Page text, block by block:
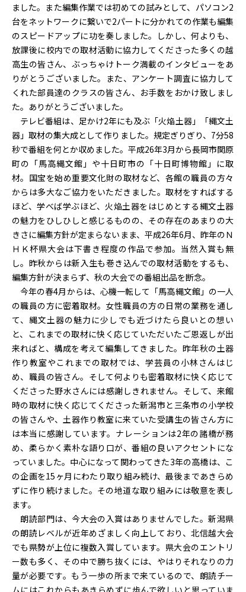
ました。また編集作業では初めての試みとして、パソコン2
台をネットワークに繋いで2パートに分かれての作業も編集
のスピードアップに功を奏しました。しかし、何よりも、
放課後に校内での取材活動に協力してくださった多くの越
高生の皆さん、ぶっちゃけトーク満載のインタビューをあ
りがとうございました。また、アンケート調査に協力して
くれた部員達のクラスの皆さん、お手数をおかけ致しまし
た。ありがとうございました。
テレビ番組は、足かけ2年にも及ぶ「火焔土器」「縄文土
器」取材の集大成として作りました。規定ぎりぎり、7分58
秒で番組を何とか収めました。平成26年3月から長岡市関原
町の「馬高縄文館」や十日町市の「十日町博物館」に取
材。国宝を始め重要文化財の取材など、各館の職員の方々
からは多大なご協力をいただきました。取材をすればする
ほど、学べば学ぶほど、火焔土器をはじめとする縄文土器
の魅力をひしひしと感じるものの、その存在のあまりの大
きさに編集方針が定まらないまま、平成26年6月、昨年のＮ
ＨＫ杯県大会は下書き程度の作品で参加。当然入賞も無
し。昨秋からは新入生も巻き込んでの取材活動をするも、
編集方針が決まらず、秋の大会での番組出品を断念。
今年の春4月からは、心機一転して「馬高縄文館」の一人
の職員の方に密着取材。女性職員の方の日常の業務を通し
て、縄文土器の魅力に少しでも近づけたら良いとの想い
と、これまでの取材に快く応じていただいたご恩返しが出
来ればと、構成を考えて編集してきました。昨年秋の土器
作り教室やこれまでの取材では、学芸員の小林さんはじ
め、職員の皆さん。そして何よりも密着取材に快く応じて
くださった野水さんには感謝しきれません。そして、来館
時の取材に快く応じてくださった新潟市と三条市の小学校
の皆さんや、土器作り教室に来ていた受講生の皆さん方に
は本当に感謝しています。ナレーションは2年の諸橋が務
め、柔らかく素朴な語り口が、番組の良いアクセントにな
っていました。中心になって関わってきた3年の高橋は、こ
の企画を15ヶ月にわたり取り組み続け、最後まであきらめ
ずに作り続けました。その地道な取り組みには敬意を表し
ます。
朗読部門は、今大会の入賞はありませんでした。新潟県
の朗読レベルが近年めざましく向上しており、北信越大会
でも県勢が上位に複数入賞しています。県大会のエントリ
ー数も多く、その中で勝ち抜くには、やはりそれなりの力
量が必要です。もう一歩の所まで来ているので、朗読チー